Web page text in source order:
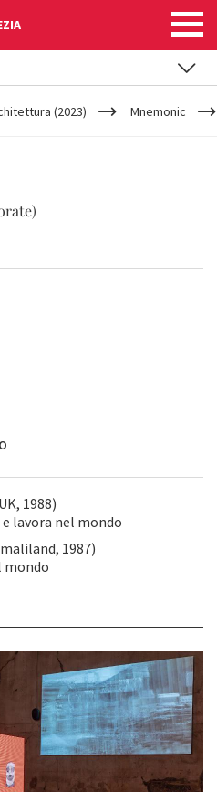
(2023) Mnemonic
1988)
lavora nel mondo
1987)
mondo